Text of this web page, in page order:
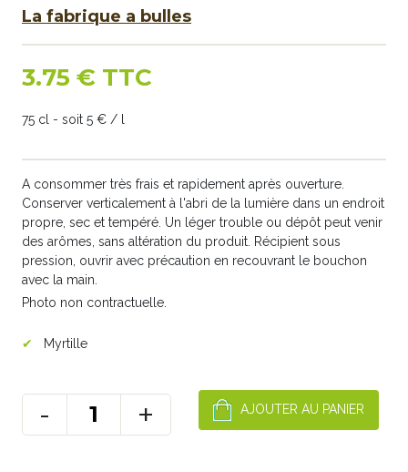
La fabrique a bulles
3.75 € TTC
75 cl - soit 5 € / l
A consommer très frais et rapidement après ouverture.
Conserver verticalement à l'abri de la lumière dans un endroit
propre, sec et tempéré. Un léger trouble ou dépôt peut venir
des arômes, sans altération du produit. Récipient sous
pression, ouvrir avec précaution en recouvrant le bouchon
avec la main.
Photo non contractuelle.
Myrtille
- + AJOUTER AU PANIER